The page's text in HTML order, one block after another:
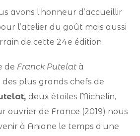
avons l’honneur d’accueillir
l’atelier du goût mais aussi
de cette 24e édition
de Franck Putelat à
des plus grands chefs de
deux étoiles Michelin,
ouvrier de France (2019) nous
à Aniane le temps d’une